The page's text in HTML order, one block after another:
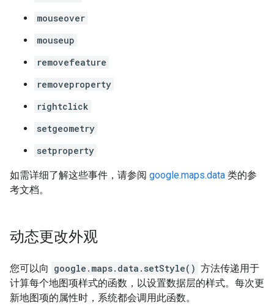
mouseover
mouseup
removefeature
removeproperty
rightclick
setgeometry
setproperty
如需详细了解这些事件，请参阅 google.maps.data 类的参
考文档。
动态更改外观
您可以向 google.maps.data.setStyle() 方法传递用于
计算每个地图项样式的函数，以设置数据层的样式。每次更
新地图项的属性时，系统都会调用此函数。